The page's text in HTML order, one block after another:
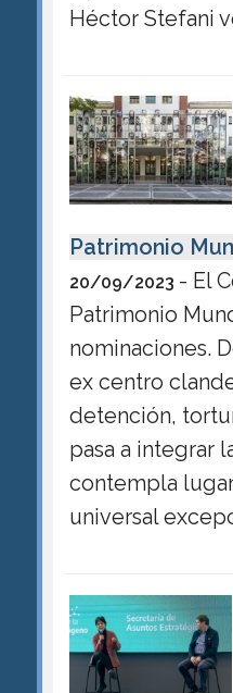
Héctor Stefani
Patrimonio
20/09/2023 - El
Patrimonio
nominaciones.
ex centro
detención,
pasa a integrar
contempla
universal